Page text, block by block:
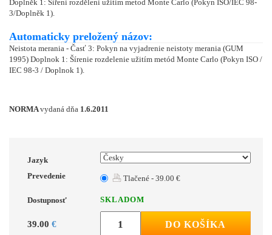
Doplněk 1: Šíření rozdělení užitím metod Monte Carlo (Pokyn ISO/IEC 98-
3/Doplněk 1).
Automaticky preložený názov:
Neistota merania - Časť 3: Pokyn na vyjadrenie neistoty merania (GUM
1995) Doplnok 1: Šírenie rozdelenie užitím metód Monte Carlo (Pokyn ISO /
IEC 98-3 / Doplnok 1).
NORMAvydaná dňa 1.6.2011
Jazyk
Prevedenie
Tlačené - 39.00 €
Dostupnosť SKLADOM
39.00 € DO KOŠÍKA